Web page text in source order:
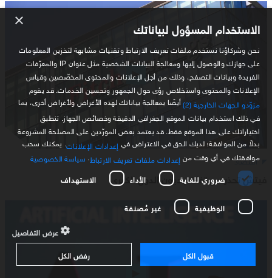
اقتصاد
فيتش تحذر من تفاقم ديون الدول الكبرى
× الاستخدام المسؤول لبياناتك
نحن وشركاؤنا نستخدم ملفات تعريف الارتباط وتقنيات مشابهة لتخزين المعلومات
على جهازك والوصول إليها ومعالجة البيانات الشخصية مثل عنوان IP والمعرّفات
الفريدة وبيانات التصفح، وذلك من أجل الإعلانات والمحتوى المخصّصين وقياس
الإعلانات والمحتوى واستخلاص رؤى حول الجمهور وتحسين الخدمات. قد يقوم
مزوّدو الجهات الخارجية (2)
أيضًا بمعالجة بياناتك لهذه الأغراض ولأغراض أخرى، بما
في ذلك استخدام بيانات الموقع الجغرافي الدقيقة وخصائص الجهاز. تنطبق
اختياراتك على هذا الموقع فقط. قد يعتمد بعض المورّدين على المصلحة المشروعة
بدلاً من الموافقة؛ لديك الحق في الاعتراض في إعدادات الإعلانات . يمكنك سحب
موافقتك في أي وقت من إعدادات ملفات تعريف الارتباط سياسة الخصوصية
ضروري للغاية
الأداء الاستهداف
الوظيفية غير مُصنفة
عرض التفاصيل
قبول الكل
رفض الكل